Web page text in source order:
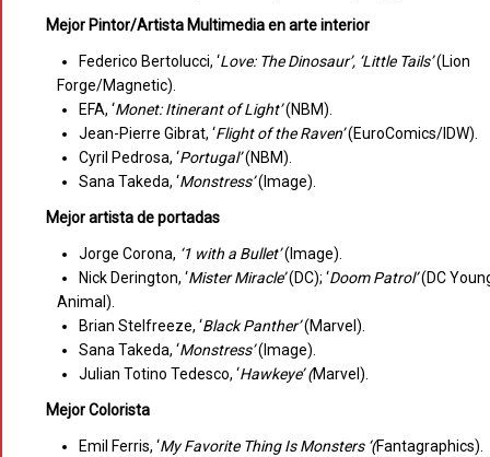
Mejor Pintor/Artista Multimedia en arte interior
Federico Bertolucci, ‘Love: The Dinosaur’, ‘Little Tails’(Lion
Forge/Magnetic).
EFA, ‘Monet: Itinerant of Light’(NBM).
Jean-Pierre Gibrat, ‘Flight of the Raven’(EuroComics/IDW).
Cyril Pedrosa, ‘Portugal’(NBM).
Sana Takeda, ‘Monstress’(Image).
Mejor artista de portadas
Jorge Corona, ‘1 with a Bullet’(Image).
Nick Derington, ‘Mister Miracle’(DC); ‘Doom Patrol’(DC
Animal).
Brian Stelfreeze, ‘Black Panther’(Marvel).
Sana Takeda, ‘Monstress’(Image).
Julian Totino Tedesco, ‘Hawkeye’ (Marvel).
Mejor Colorista
Emil Ferris, ‘My Favorite Thing Is Monsters ‘(Fantagraphics).